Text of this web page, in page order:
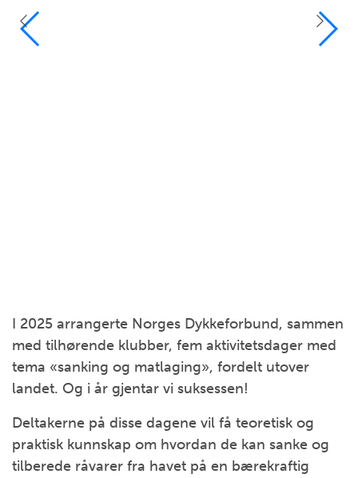
I 2025 arrangerte Norges Dykkeforbund, sammen
med tilhørende klubber, fem aktivitetsdager med
tema «sanking og matlaging», fordelt utover
landet. Og i år gjentar vi suksessen!
Deltakerne på disse dagene vil få teoretisk og
praktisk kunnskap om hvordan de kan sanke og
tilberede råvarer fra havet på en bærekraftig